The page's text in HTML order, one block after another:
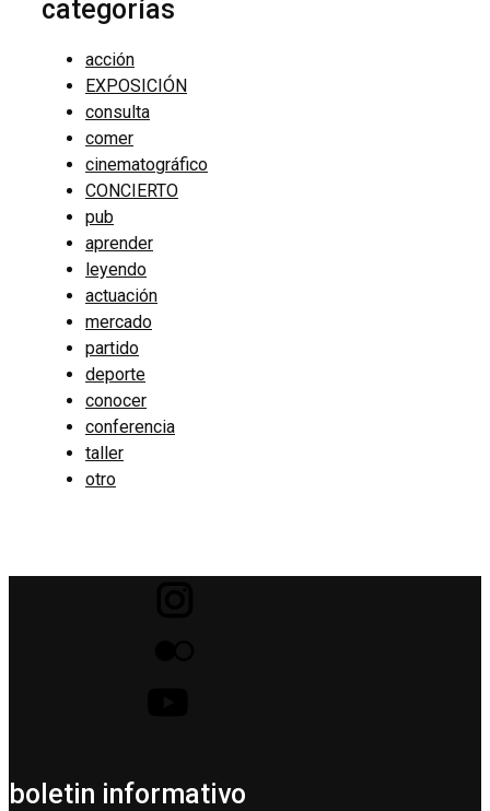
categorías
acción
EXPOSICIÓN
consulta
comer
cinematográfico
CONCIERTO
pub
aprender
leyendo
actuación
mercado
partido
deporte
conocer
conferencia
taller
otro
boletin informativo